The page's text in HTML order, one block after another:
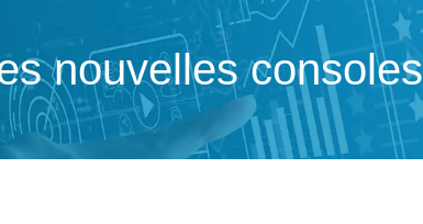
nouvelles consoles